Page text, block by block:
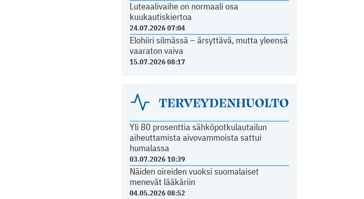
Luteaalivaihe on normaali osa
kuukautiskiertoa
24.07.2026 07:04
Elohiiri silmässä – ärsyttävä, mutta yleensä
vaaraton vaiva
15.07.2026 08:17
TERVEYDENHUOLTO
Yli 80 prosenttia sähköpotkulautailun
aiheuttamista aivovammoista sattui
humalassa
03.07.2026 10:39
Näiden oireiden vuoksi suomalaiset
menevät lääkäriin
04.05.2026 08:52